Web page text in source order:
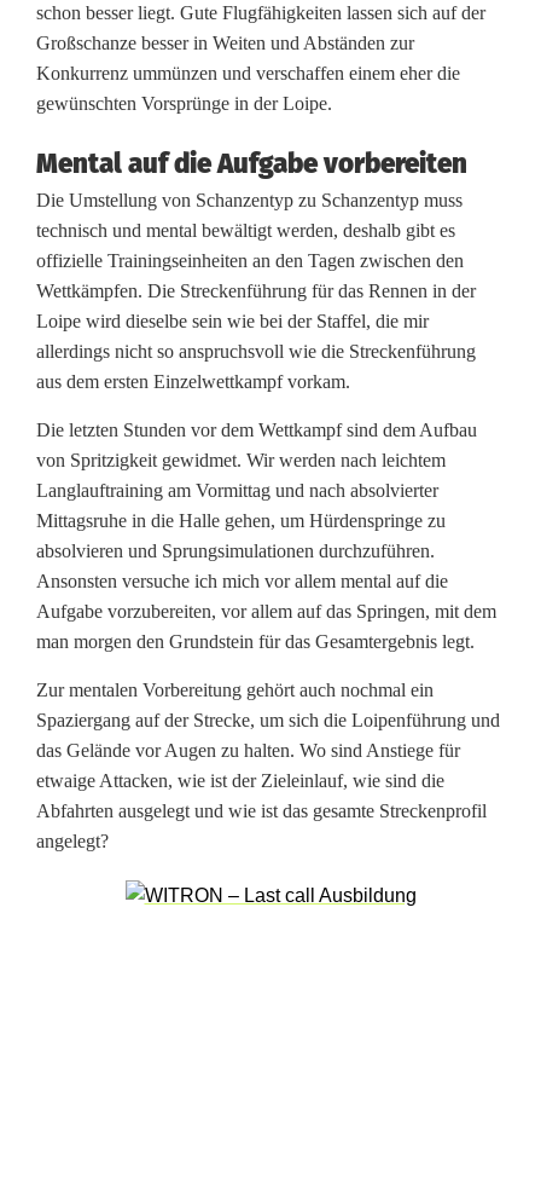
e
l
:
(
U
n
)
R
u
h
e
t
a
g
schon besser liegt. Gute Flugfähigkeiten lassen sich auf der
Großschanze besser in Weiten und Abständen zur
Konkurrenz ummünzen und verschaffen einem eher die
gewünschten Vorsprünge in der Loipe.
Mental auf die Aufgabe vorbereiten
Die Umstellung von Schanzentyp zu Schanzentyp muss
technisch und mental bewältigt werden, deshalb gibt es
offizielle Trainingseinheiten an den Tagen zwischen den
Wettkämpfen. Die Streckenführung für das Rennen in der
Loipe wird dieselbe sein wie bei der Staffel, die mir
allerdings nicht so anspruchsvoll wie die Streckenführung
aus dem ersten Einzelwettkampf vorkam.
Die letzten Stunden vor dem Wettkampf sind dem Aufbau
von Spritzigkeit gewidmet. Wir werden nach leichtem
Langlauftraining am Vormittag und nach absolvierter
Mittagsruhe in die Halle gehen, um Hürdenspringe zu
absolvieren und Sprungsimulationen durchzuführen.
Ansonsten versuche ich mich vor allem mental auf die
Aufgabe vorzubereiten, vor allem auf das Springen, mit dem
man morgen den Grundstein für das Gesamtergebnis legt.
Zur mentalen Vorbereitung gehört auch nochmal ein
Spaziergang auf der Strecke, um sich die Loipenführung und
das Gelände vor Augen zu halten. Wo sind Anstiege für
etwaige Attacken, wie ist der Zieleinlauf, wie sind die
Abfahrten ausgelegt und wie ist das gesamte Streckenprofil
angelegt?